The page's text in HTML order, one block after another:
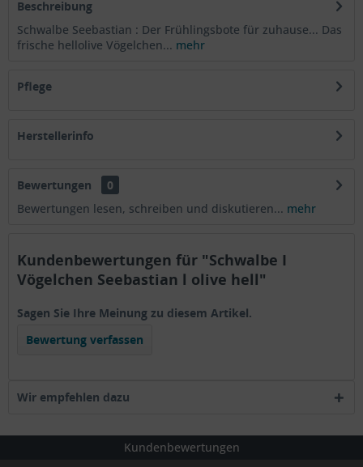
Beschreibung
Schwalbe Seebastian : Der Frühlingsbote für zuhause... Das
frische hellolive Vögelchen... mehr
Pflege
Herstellerinfo
Bewertungen
0
Bewertungen lesen, schreiben und diskutieren... mehr
Kundenbewertungen für "Schwalbe I
Vögelchen Seebastian l olive hell"
Sagen Sie Ihre Meinung zu diesem Artikel.
Bewertung verfassen
Wir empfehlen dazu
Kundenbewertungen